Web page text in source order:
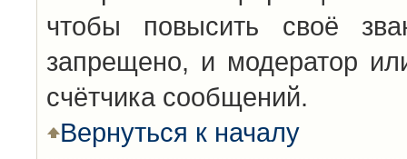
чтобы повысить своё
запрещено, и модератор
счётчика сообщений.
Вернуться к началу